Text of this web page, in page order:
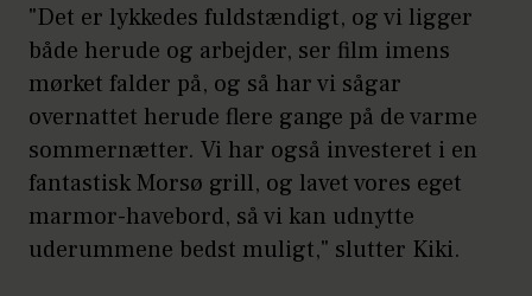
"Det er lykkedes fuldstændigt, og vi ligger
både herude og arbejder, ser film imens
mørket falder på, og så har vi sågar
overnattet herude flere gange på de varme
sommernætter. Vi har også investeret i en
fantastisk Morsø grill, og lavet vores eget
marmor-havebord, så vi kan udnytte
uderummene bedst muligt," slutter Kiki.